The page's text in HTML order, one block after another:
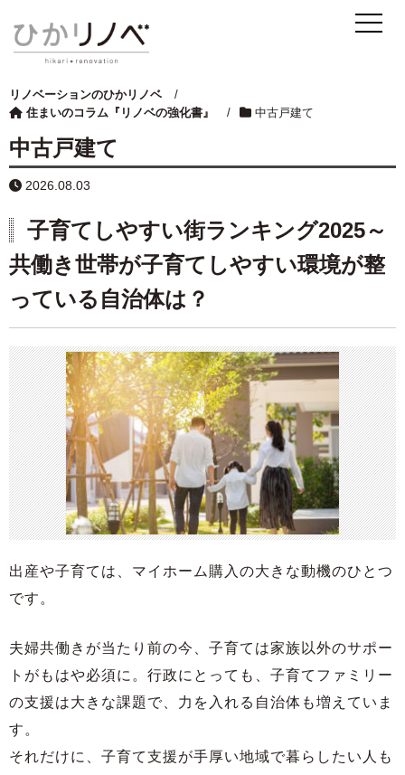
リノベーションのひかリノベ
/
住まいのコラム『リノベの強化書』
/ 中古戸建て
中古戸建て
2026.08.03
子育てしやすい街ランキング2025～
共働き世帯が子育てしやすい環境が整
っている自治体は？
出産や子育ては、マイホーム購入の大きな動機のひとつ
です。
夫婦共働きが当たり前の今、子育ては家族以外のサポー
トがもはや必須に。行政にとっても、子育てファミリー
の支援は大きな課題で、力を入れる自治体も増えていま
す。
それだけに、子育て支援が手厚い地域で暮らしたい人も